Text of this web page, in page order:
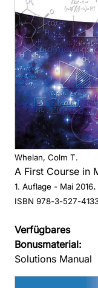
Whelan, Colm T.
A First Course in
1. Auflage - Mai 2016.
ISBN 978-3-527-
Verfügbares
Bonusmaterial:
Solutions Manual